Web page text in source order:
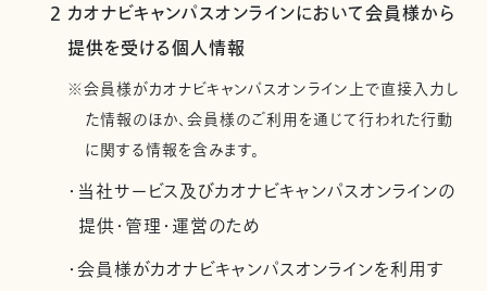
2 カオナビキャンパスオンラインにおいて会員様から
提供を受ける個人情報
※会員様がカオナビキャンパスオンライン上で直接入力し
た情報のほか、会員様のご利用を通じて行われた行動
に関する情報を含みます。
・当社サービス及びカオナビキャンパスオンラインの
提供・管理・運営のため
・会員様がカオナビキャンパスオンラインを利用す